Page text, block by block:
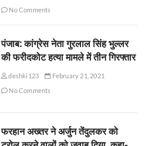
No Comments
पंजाब: कांग्रेस नेता गुरलाल सिंह भुल्लर
की फरीदकोट हत्या मामले में तीन गिरफ्तार
deshki123
February 21, 2021
No Comments
फरहान अख्तर ने अर्जुन तेंदुलकर को